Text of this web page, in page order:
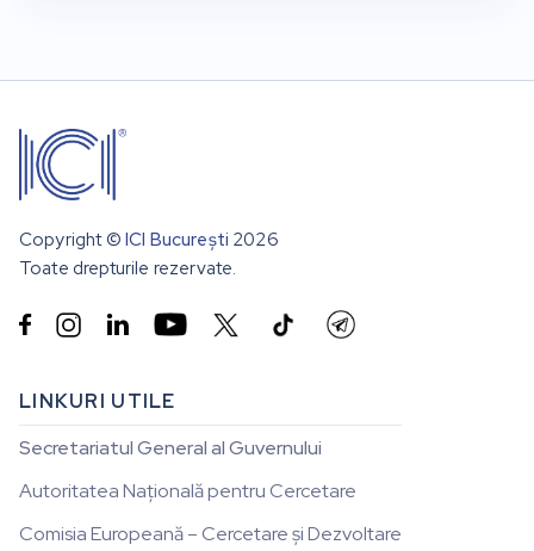
Copyright © ICI București 2026
Toate drepturile rezervate.
 
LINKURI UTILE
Secretariatul General al Guvernului
Autoritatea Națională pentru Cercetare
Comisia Europeană – Cercetare și Dezvoltare